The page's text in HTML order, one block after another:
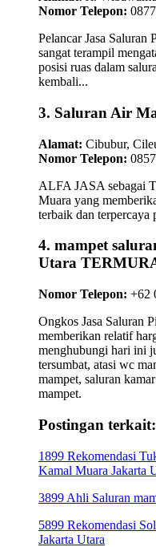
Nomor Telepon:
Pelancar Jasa Saluran
sangat terampil
posisi ruas dalam
kembali...
3. Saluran Air
Alamat: Cibubur,
Nomor Telepon:
ALFA JASA sebagai
Muara yang
terbaik dan terpercaya
4. mampet
Utara
Nomor Telepon: +62
Ongkos Jasa Saluran
memberikan relatif
menghubungi hari ini
tersumbat, atasi wc
mampet, saluran
mampet.
Postingan terkait:
1899 Rekomendasi
Kamal Muara Jakarta
3899 Ahli Saluran
5899 Rekomendasi
Jakarta Utara